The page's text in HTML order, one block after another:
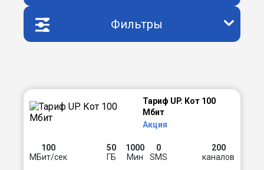
Фильтры
Тариф UP. Кот 100
Мбит
Акция
100
МБит/сек
50
ГБ
1000
Мин
0
SMS
200
каналов